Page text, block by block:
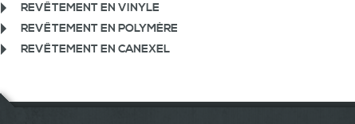
REVÊTEMENT EN VINYLE
REVÊTEMENT EN POLYMÈRE
REVÊTEMENT EN CANEXEL